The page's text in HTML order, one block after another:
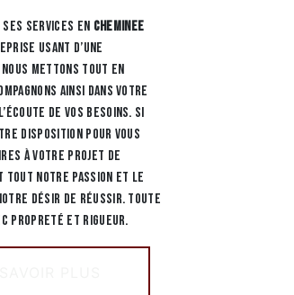
services en Cheminee
usant d’une
mettons tout en
ainsi dans votre
de vos besoins. Si
disposition pour vous
à votre projet de
tout notre passion et le
désir de réussir. Toute
propreté et rigueur.